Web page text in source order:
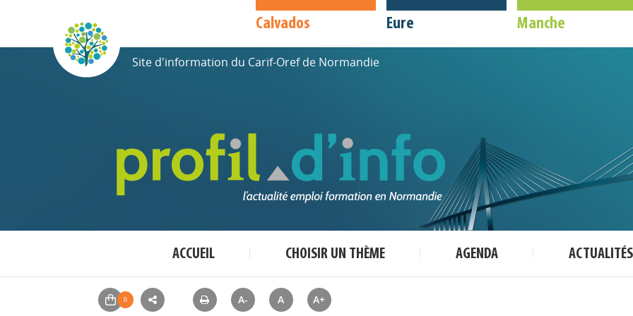
Calvados Eure Manche
Site d'information du Carif-Oref de Normandie
ACCUEIL CHOISIR UN THÈME AGENDA ACTUALITÉS
A- A A+